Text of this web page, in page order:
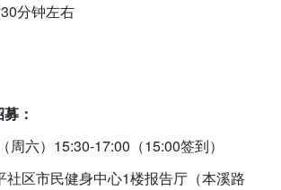
分钟左右
：
周六）15:30-17:00（15:00签到）
社区市民健身中心1楼报告厅（本溪路